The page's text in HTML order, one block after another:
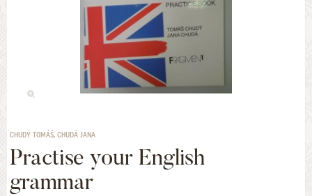
CHUDÝ TOMÁŠ, CHUDÁ JANA
Practise your English
grammar